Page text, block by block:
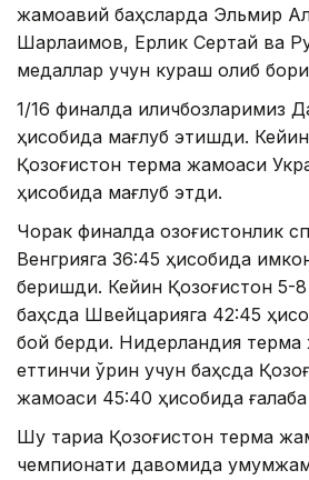
жамоавий баҳсларда Эльмир
Шарлаимов, Ерлик Сертай ва
медаллар учун кураш олиб
1/16 финалда қиличбозларимиз
ҳисобида мағлуб этишди.
Қозоғистон терма жамоаси
ҳисобида мағлуб этди.
Чорак финалда қозоғистонлик
Венгрияга 36:45 ҳисобида
беришди. Кейин Қозоғистон 5-
баҳсда Швейцарияга 42:45
бой берди. Нидерландия терма
еттинчи ўрин учун баҳсда
жамоаси 45:40 ҳисобида ғалаба
Шу тариқа Қозоғистон терма
чемпионати давомида